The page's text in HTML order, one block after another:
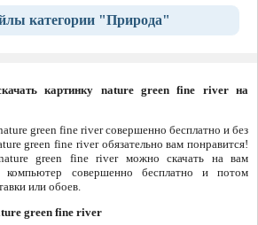
категории "Природа"
картинку nature green fine river на
green fine river совершенно бесплатно и без
green fine river обязательно вам понравится!
green fine river можно скачать на вам
компьютер совершенно бесплатно и потом
или обоев.
green fine river